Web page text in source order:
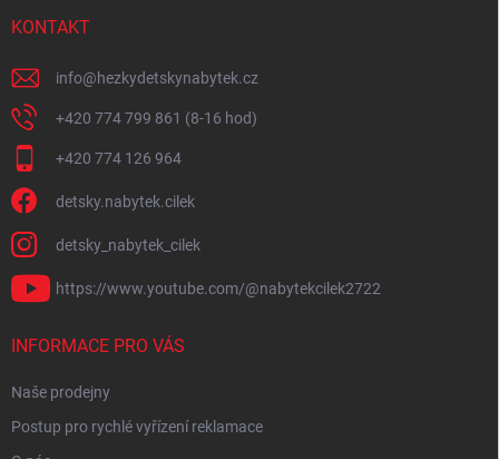
KONTAKT
info@hezkydetskynabytek.cz
+420 774 799 861 (8-16 hod)
+420 774 126 964
detsky.nabytek.cilek
detsky_nabytek_cilek
https://www.youtube.com/@nabytekcilek2722
INFORMACE PRO VÁS
Naše prodejny
Postup pro rychlé vyřízení reklamace